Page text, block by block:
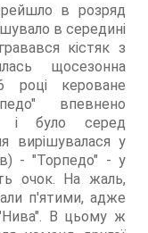
в розряд
в середині
кістяк з
щосезонна
році кероване
впевнено
і було серед
вирішувалася у
- "Торпедо" - у
очок. На жаль,
п'ятими, адже
В цьому ж